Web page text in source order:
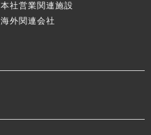
本社営業関連施設
海外関連会社